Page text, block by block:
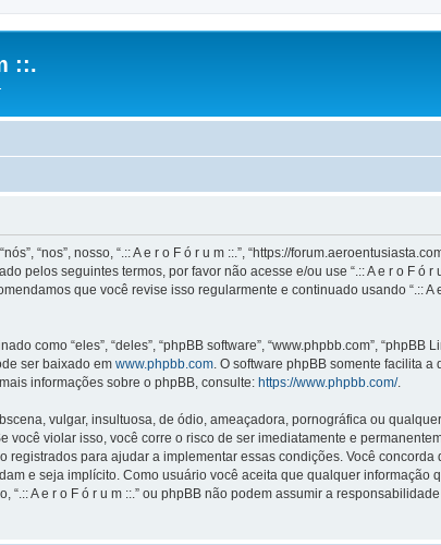
::.
“nos”, nosso, “.:: A e r o F ó r u m ::.”, “https://
pelos seguintes termos, por favor não acesse e/ou use “.:: A e r o F ó
que você revise isso regularmente e continuado usando “.::
como “eles”, “deles”, “phpBB software”, “www.phpbb.com”, “phpBB
ser baixado em www.phpbb.com . O software phpBB somente facilita
informações sobre o phpBB, consulte: https://www.phpbb.com/.
vulgar, insultuosa, de ódio, ameaçadora, pornográfica ou
você violar isso, você corre o risco de ser imediatamente e
para ajudar a implementar essas condições. Você concorda
e seja implícito. Como usuário você aceita que qualquer informação
A e r o F ó r u m ::.” ou phpBB não podem assumir a